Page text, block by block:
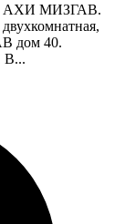
АХИ МИЗГАВ.
дом 40.
В...